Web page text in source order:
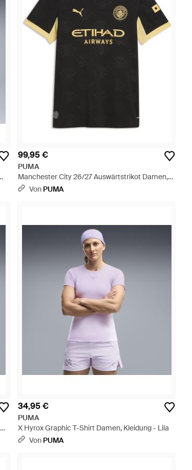
99,95 €
PUMA
Manchester City 26/27 Auswärtstrikot Damen,
Accessoires - Schwarz
Von PUMA
34,95 €
PUMA
X Hyrox Graphic T-Shirt Damen, Kleidung - Lila
Von PUMA